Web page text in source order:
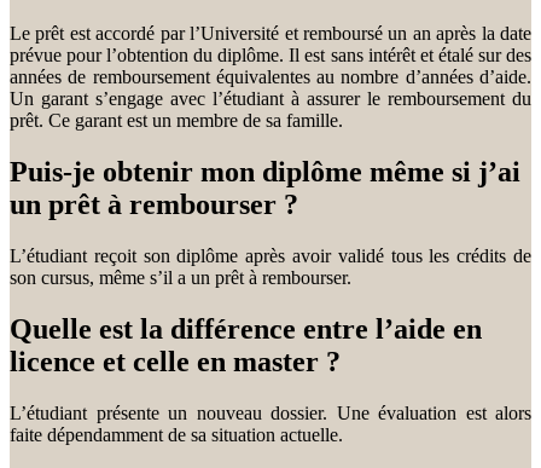
Le prêt est accordé par l’Université et remboursé un an après la date
prévue pour l’obtention du diplôme. Il est sans intérêt et étalé sur des
années de remboursement équivalentes au nombre d’années d’aide.
Un garant s’engage avec l’étudiant à assurer le remboursement du
prêt. Ce garant est un membre de sa famille.
Puis-je obtenir mon diplôme même si j’ai
un prêt à rembourser ?
L’étudiant reçoit son diplôme après avoir validé tous les crédits de
son cursus, même s’il a un prêt à rembourser.
Quelle est la différence entre l’aide en
licence et celle en master ?
L’étudiant présente un nouveau dossier. Une évaluation est alors
faite dépendamment de sa situation actuelle.